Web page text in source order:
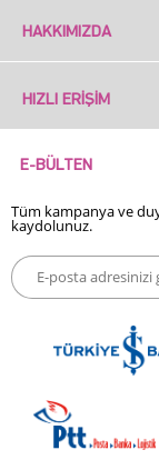
HAKKIMIZDA
HIZLI ERIŞIM
E-BÜLTEN
Tüm kampanya ve
kaydolunuz.